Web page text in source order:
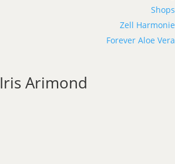
Shops
Zell Harmonie
Forever Aloe Vera
Iris Arimond